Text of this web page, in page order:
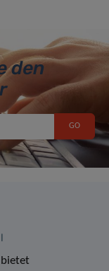
den
bietet